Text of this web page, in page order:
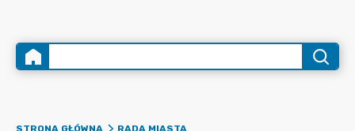
STRONA GŁÓWNA
RADA MIASTA